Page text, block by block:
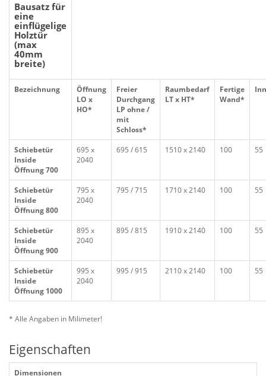
Bausatz für
eine
einflügelige
Holztür
(max
40mm
breite)
Bezeichnung
Öffnung
LO x
HO*
Freier
Durchgang
LP ohne /
mit
Schloss*
Raumbedarf
LT x HT*
Fertige
Wand*
Schiebetür
Inside
Öffnung 700
695 x
2040
695 / 615 1510 x 2140 100 55
Schiebetür
Inside
Öffnung 800
795 x
2040
795 / 715 1710 x 2140 100 55
Schiebetür
Inside
Öffnung 900
895 x
2040
895 / 815 1910 x 2140 100 55
Schiebetür
Inside
Öffnung 1000
995 x
2040
995 / 915 2110 x 2140 100 55
* Alle Angaben in Milimeter!
Eigenschaften
Dimensionen